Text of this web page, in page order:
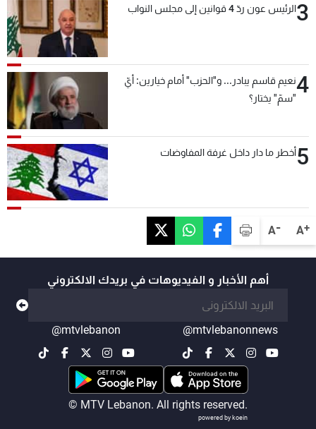
A+
A-
3الرئيس عون ردّ 4 قوانين إلى مجلس النواب
4نعيم قاسم يبادر... و"الحزب" أمام خيارين: أيّ
"سمّ" يختار؟
5أخطر ما دار داخل غرفة المفاوضات
أهم الأخبار و الفيديوهات في بريدك الالكتروني
@mtvlebanonnews
@mtvlebanon
© MTV Lebanon. All rights reserved.
powered by koein